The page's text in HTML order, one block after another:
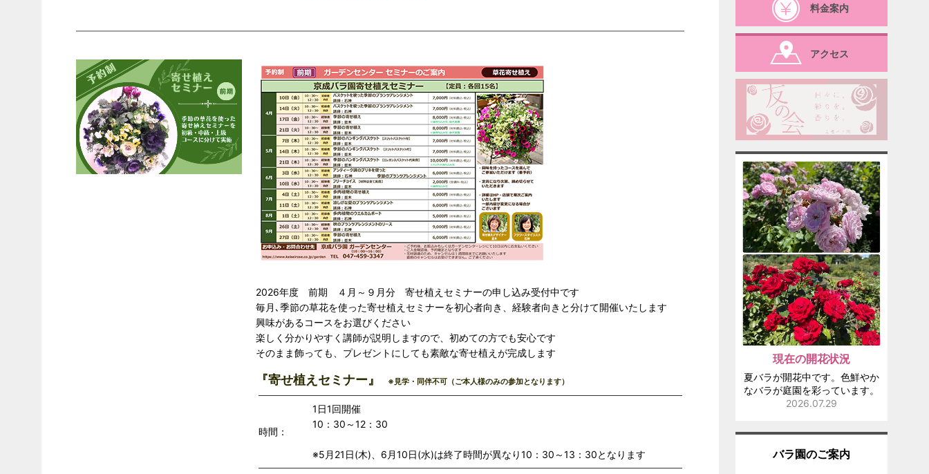
2026年度 前期 ４月～９月分 寄せ植えセミナーの申し込み受付中です
毎月､季節の草花を使った寄せ植えセミナーを初心者向き、経験者向きと分けて開催いたします
興味があるコースをお選びください
楽しく分かりやすく講師が説明しますので、初めての方でも安心です
そのまま飾っても、プレゼントにしても素敵な寄せ植えが完成します
『寄せ植えセミナー』 ※見学・同伴不可（ご本人様のみの参加となります）
時間：
1日1回開催
10：30～12：30
※5月21日(木)、6月10日(水)は終了時間が異なり10：30～13：30となります
料金案内
アクセス
現在の開花状況
夏バラが開花中です。色鮮やか
なバラが庭園を彩っています。
2026.07.29
バラ園のご案内